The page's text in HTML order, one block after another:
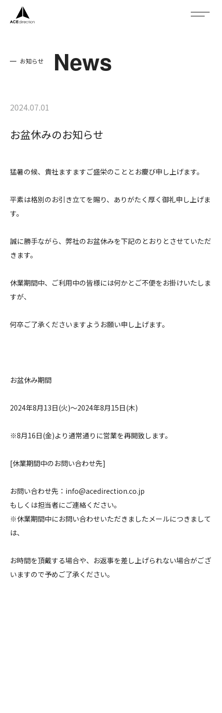
About
お知らせ News
2024.07.01
お盆休みのお知らせ
猛暑の候、貴社ますますご盛栄のこととお慶び申し上げます。
平素は格別のお引き立てを賜り、ありがたく厚く御礼申し上げま
す。
誠に勝手ながら、弊社のお盆休みを下記のとおりとさせていただ
きます。
休業期間中、ご利用中の皆様には何かとご不便をお掛けいたしま
すが、
何卒ご了承くださいますようお願い申し上げます。
お盆休み期間
2024年8月13日(火)～2024年8月15日(木)
※8月16日(金)より通常通りに営業を再開致します。
[休業期間中のお問い合わせ先]
お問い合わせ先：info@acedirection.co.jp
もしくは担当者にご連絡ください。
※休業期間中にお問い合わせいただきましたメールにつきまして
は、
お時間を頂戴する場合や、お返事を差し上げられない場合がござ
いますので予めご了承ください。